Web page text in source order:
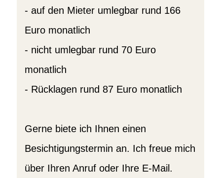
- auf den Mieter umlegbar rund 166
Euro monatlich
- nicht umlegbar rund 70 Euro
monatlich
- Rücklagen rund 87 Euro monatlich
Gerne biete ich Ihnen einen
Besichtigungstermin an. Ich freue mich
über Ihren Anruf oder Ihre E-Mail.